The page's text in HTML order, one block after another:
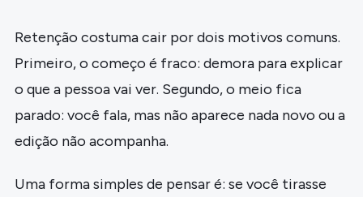
Retenção costuma cair por dois motivos comuns.
Primeiro, o começo é fraco: demora para explicar
o que a pessoa vai ver. Segundo, o meio fica
parado: você fala, mas não aparece nada novo ou a
edição não acompanha.
Uma forma simples de pensar é: se você tirasse